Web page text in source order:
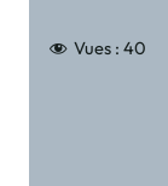
Vues : 40